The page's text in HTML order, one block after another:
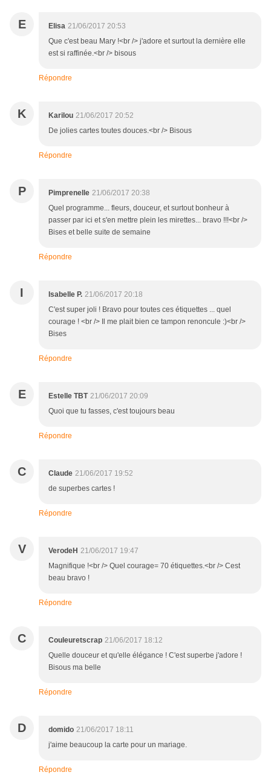
E Elisa 21/06/2017 20:53
Que c'est beau Mary !<br /> j'adore et surtout la dernière elle
est si raffinée.<br /> bisous
Répondre
K Karilou 21/06/2017 20:52
De jolies cartes toutes douces.<br /> Bisous
Répondre
P Pimprenelle 21/06/2017 20:38
Quel programme... fleurs, douceur, et surtout bonheur à
passer par ici et s'en mettre plein les mirettes... bravo !!!<br />
Bises et belle suite de semaine
Répondre
I Isabelle P. 21/06/2017 20:18
C'est super joli ! Bravo pour toutes ces étiquettes ... quel
courage ! <br /> Il me plait bien ce tampon renoncule :)<br />
Bises
Répondre
E Estelle TBT 21/06/2017 20:09
Quoi que tu fasses, c'est toujours beau
Répondre
C Claude 21/06/2017 19:52
de superbes cartes !
Répondre
V VerodeH 21/06/2017 19:47
Magnifique !<br /> Quel courage= 70 étiquettes.<br /> Cest
beau bravo !
Répondre
C Couleuretscrap 21/06/2017 18:12
Quelle douceur et qu'elle élégance ! C'est superbe j'adore !
Bisous ma belle
Répondre
D domido 21/06/2017 18:11
j'aime beaucoup la carte pour un mariage.
Répondre